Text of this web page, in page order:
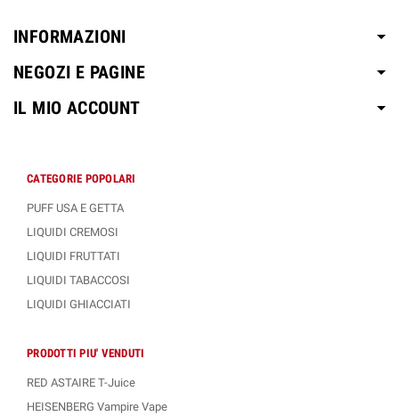
INFORMAZIONI
NEGOZI E PAGINE
IL MIO ACCOUNT
CATEGORIE POPOLARI
PUFF USA E GETTA
LIQUIDI CREMOSI
LIQUIDI FRUTTATI
LIQUIDI TABACCOSI
LIQUIDI GHIACCIATI
PRODOTTI PIU' VENDUTI
RED ASTAIRE T-Juice
HEISENBERG Vampire Vape